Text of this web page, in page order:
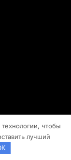
чтобы
лучший